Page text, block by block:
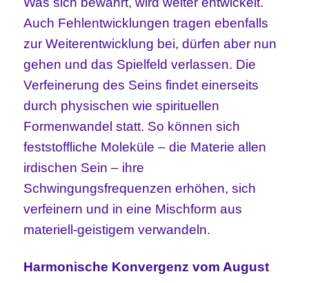
Auch Fehlentwicklungen tragen ebenfalls
zur Weiterentwicklung bei, dürfen aber nun
gehen und das Spielfeld verlassen. Die
Verfeinerung des Seins findet einerseits
durch physischen wie spirituellen
Formenwandel statt. So können sich
feststoffliche Moleküle – die Materie allen
irdischen Sein – ihre
Schwingungsfrequenzen erhöhen, sich
verfeinern und in eine Mischform aus
materiell-geistigem verwandeln.
Harmonische Konvergenz vom August